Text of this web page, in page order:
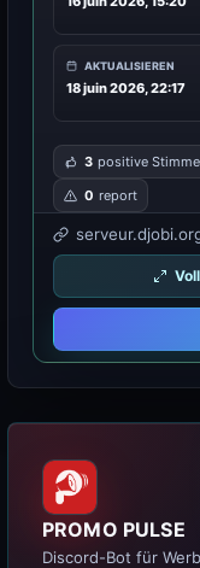
AKTUALISIEREN
18 juin 2026, 22:17
3 positive
0 report
PROMO PULSE
Discord-Bot für